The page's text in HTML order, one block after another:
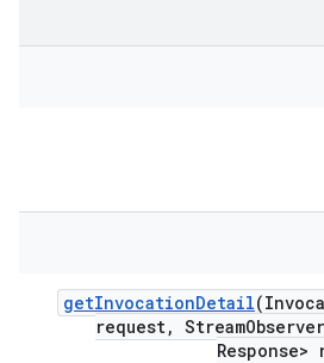
getInvocationDetail
request, Stream
Response>